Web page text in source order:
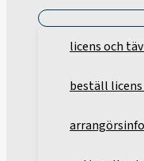
licens och
beställ licens